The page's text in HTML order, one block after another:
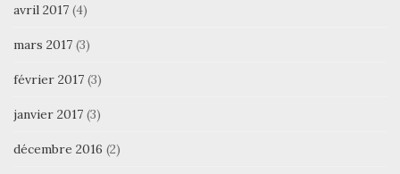
avril 2017 (4)
mars 2017 (3)
février 2017 (3)
janvier 2017 (3)
décembre 2016 (2)